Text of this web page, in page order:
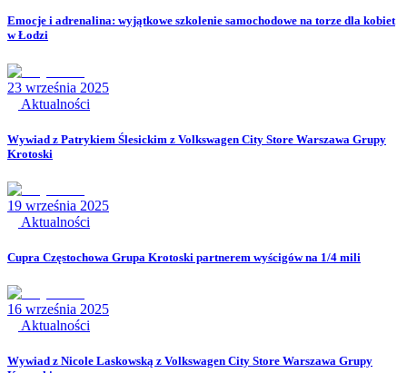
Emocje i adrenalina: wyjątkowe szkolenie samochodowe na torze dla kobiet
w Łodzi
23 września 2025
Aktualności
Wywiad z Patrykiem Ślesickim z Volkswagen City Store Warszawa Grupy
Krotoski
19 września 2025
Aktualności
Cupra Częstochowa Grupa Krotoski partnerem wyścigów na 1/4 mili
16 września 2025
Aktualności
Wywiad z Nicole Laskowską z Volkswagen City Store Warszawa Grupy